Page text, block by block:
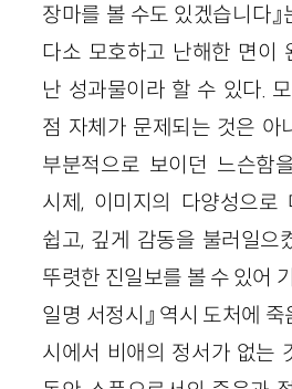
장마를 볼 수도 있겠습니다
다소 모호하고 난해한 면이
난 성과물이라 할 수 있다.
점 자체가 문제되는 것은 아
부분적으로 보이던 느슨함
시제, 이미지의 다양성으로
쉽고, 깊게 감동을 불러일으
뚜렷한 진일보를 볼 수 있어
일명 서정시』 역시 도처에
시에서 비애의 정서가 없는